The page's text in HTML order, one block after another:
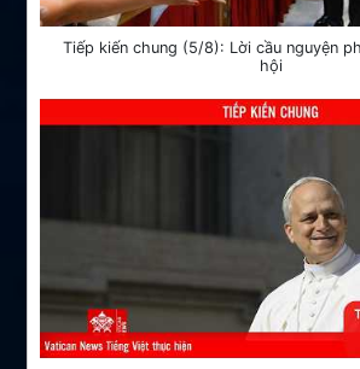
Tiếp kiến chung (5/8): Lời cầu nguyện
hội